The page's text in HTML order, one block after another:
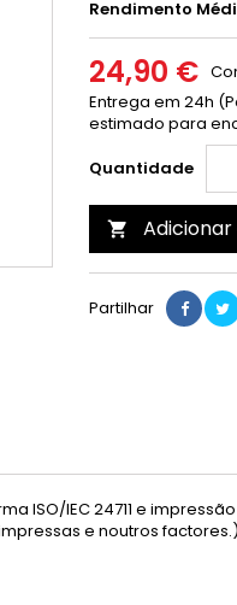
Rendimento
24,90 €
Entrega em 24h
estimado para
Quantidade

Partilhar
ISO/IEC 24711 e
e noutros factores.)